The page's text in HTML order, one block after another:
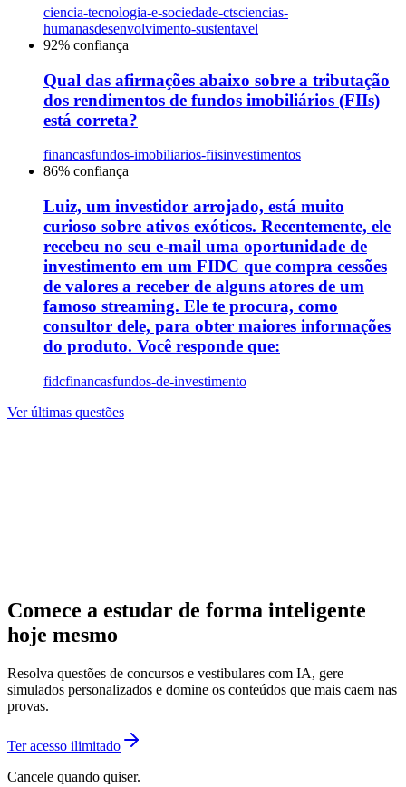
ciencia-tecnologia-e-sociedade-ctsciencias-
humanasdesenvolvimento-sustentavel
92% confiança
Qual das afirmações abaixo sobre a tributação
dos rendimentos de fundos imobiliários (FIIs)
está correta?
financasfundos-imobiliarios-fiisinvestimentos
86% confiança
Luiz, um investidor arrojado, está muito
curioso sobre ativos exóticos. Recentemente, ele
recebeu no seu e-mail uma oportunidade de
investimento em um FIDC que compra cessões
de valores a receber de alguns atores de um
famoso streaming. Ele te procura, como
consultor dele, para obter maiores informações
do produto. Você responde que:
fidcfinancasfundos-de-investimento
Ver últimas questões
Comece a estudar de forma inteligente
hoje mesmo
Resolva questões de concursos e vestibulares com IA, gere
simulados personalizados e domine os conteúdos que mais caem nas
provas.
Ter acesso ilimitado
Cancele quando quiser.